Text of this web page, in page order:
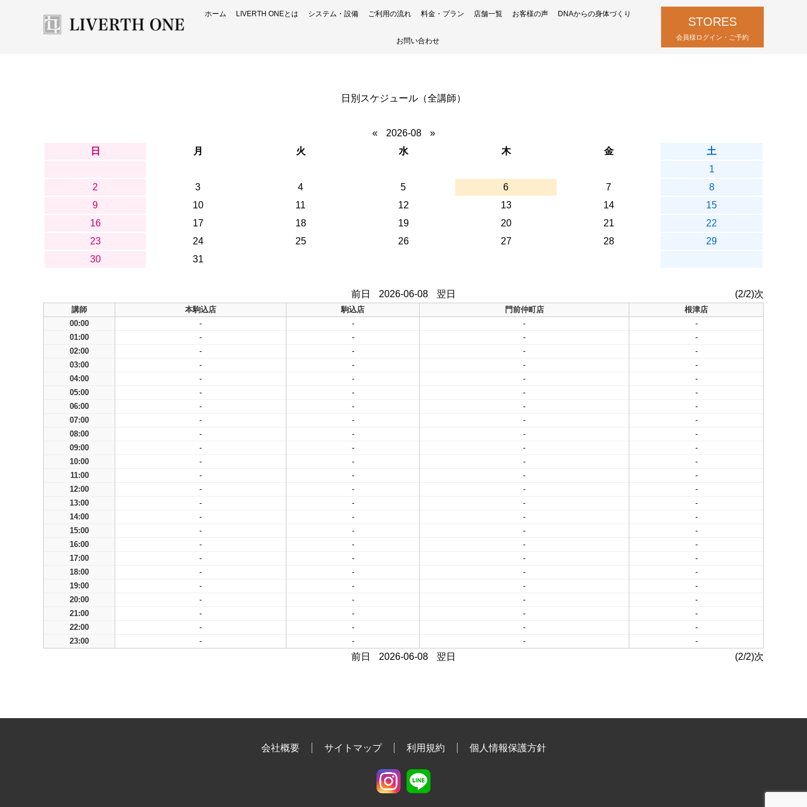
ホーム LIVERTH ONEとは システム・設備 ご利用の流れ 料金・プラン 店舗一覧 お客様の声 DNAからの身体づくり
お問い合わせ
STORES
会員様ログイン・ご予約
日別スケジュール（全講師）
« 2026-08
»
日
月 火 水 木 金
土
1
2
3 4 5 6 7
8
9
10 11 12 13 14
15
16
17 18 19 20 21
22
23
24 25 26 27 28
29
30
31
前日 2026-06-08 翌日 (2/2)次
講師 本駒込店 駒込店 門前仲町店
根津店
00:00
- - -
-
01:00
- - -
-
02:00
- - -
-
03:00
- - -
-
04:00
- - -
-
05:00
- - -
-
06:00
- - -
-
07:00
- - -
-
08:00
- - -
-
09:00
- - -
-
10:00
- - -
-
11:00
- - -
-
12:00
- - -
-
13:00
- - -
-
14:00
- - -
-
15:00
- - -
-
16:00
- - -
-
17:00
- - -
-
18:00
- - -
-
19:00
- - -
-
20:00
- - -
-
21:00
- - -
-
22:00
- - -
-
23:00
- - - -
前日 2026-06-08 翌日 (2/2)次
会社概要 サイトマップ 利用規約 個人情報保護方針